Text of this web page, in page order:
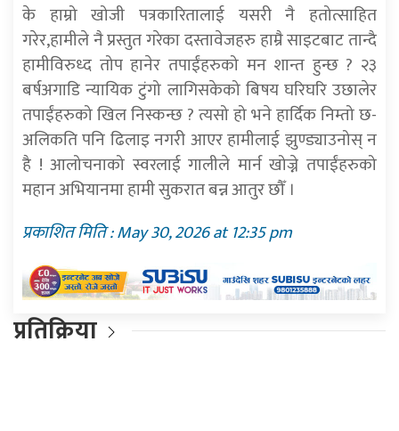
के हाम्रो खोजी पत्रकारितालाई यसरी नै हतोत्साहित
गरेर,हामीले नै प्रस्तुत गरेका दस्तावेजहरु हाम्रै साइटबाट तान्दै
हामीविरुध्द तोप हानेर तपाईंहरुको मन शान्त हुन्छ ? २३
बर्षअगाडि न्यायिक टुंगो लागिसकेको बिषय घरिघरि उछालेर
तपाईंहरुको खिल निस्कन्छ ? त्यसो हो भने हार्दिक निम्तो छ-
अलिकति पनि ढिलाइ नगरी आएर हामीलाई झुण्ड्याउनोस् न
है ! आलोचनाको स्वरलाई गालीले मार्न खोज्ने तपाईंहरुको
महान अभियानमा हामी सुकरात बन्न आतुर छौँ ।
प्रकाशित मिति : May 30, 2026 at 12:35 pm
प्रतिक्रिया